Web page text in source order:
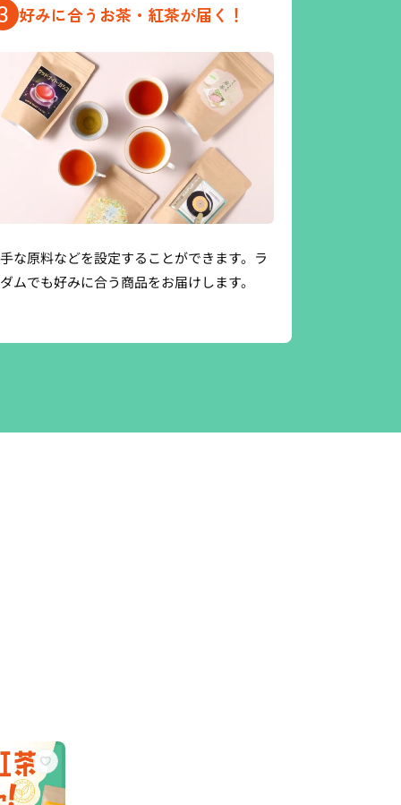
好みに合うお茶・紅茶が届く！
な原料などを設定することができます。ラ
ムでも好みに合う商品をお届けします。